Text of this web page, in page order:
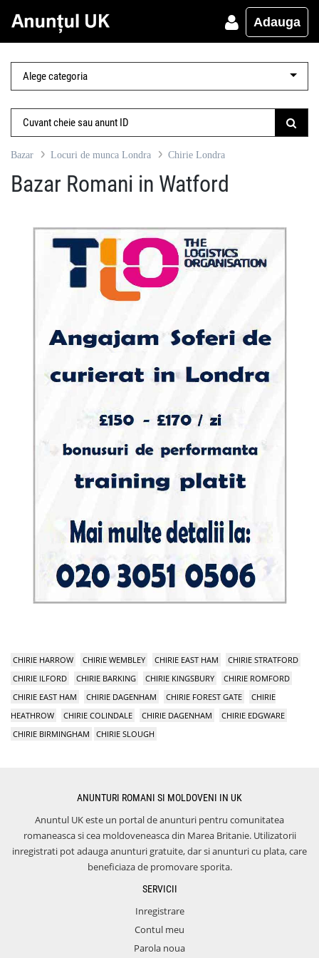
Adauga
Bazar Locuri de munca Londra Chirie Londra
Bazar Romani in Watford
CHIRIE HARROW CHIRIE WEMBLEY CHIRIE EAST HAM
CHIRIE STRATFORD
CHIRIE ILFORD
CHIRIE BARKING CHIRIE KINGSBURY
CHIRIE ROMFORD
CHIRIE EAST HAM
CHIRIE DAGENHAM CHIRIE FOREST GATE
CHIRIE
HEATHROW
CHIRIE COLINDALE CHIRIE DAGENHAM
CHIRIE EDGWARE
CHIRIE BIRMINGHAM
CHIRIE SLOUGH
ANUNTURI ROMANI SI MOLDOVENI IN UK
Anuntul UK este un portal de anunturi pentru comunitatea
romaneasca si cea moldoveneasca din Marea Britanie. Utilizatorii
inregistrati pot adauga anunturi gratuite, dar si anunturi cu plata, care
beneficiaza de promovare sporita.
SERVICII
Inregistrare
Contul meu
Parola noua